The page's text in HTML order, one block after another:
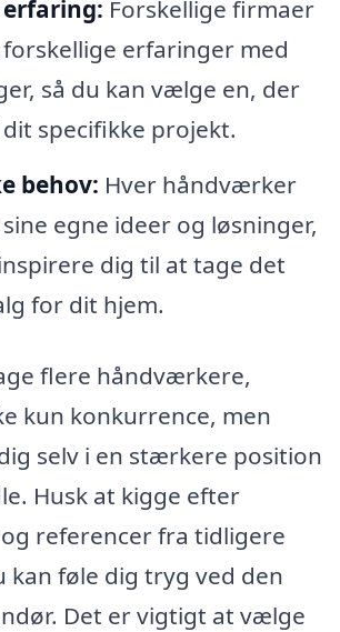
Forskellige firmaer
erfaringer med
så du kan vælge en, der
specifikke projekt.
behov: Hver håndværker
egne ideer og løsninger,
dig til at tage det
for dit hjem.
flere håndværkere,
kun konkurrence, men
selv i en stærkere position
Husk at kigge efter
referencer fra tidligere
kan føle dig tryg ved den
Det er vigtigt at vælge